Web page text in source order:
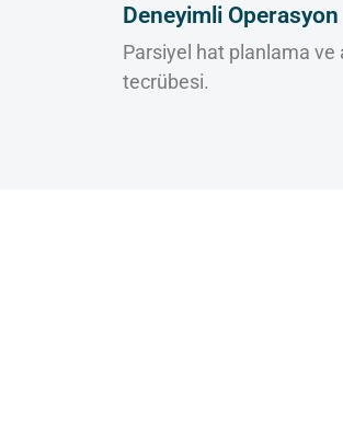
Deneyimli Operasyon
Parsiyel hat planlama ve
tecrübesi.